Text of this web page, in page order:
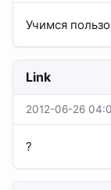
Учимся
Link
2012-06-26
?